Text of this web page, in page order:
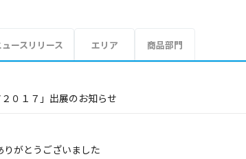
ュースリリース エリア 商品部門
０１７」出展のお知らせ
りがとうございました